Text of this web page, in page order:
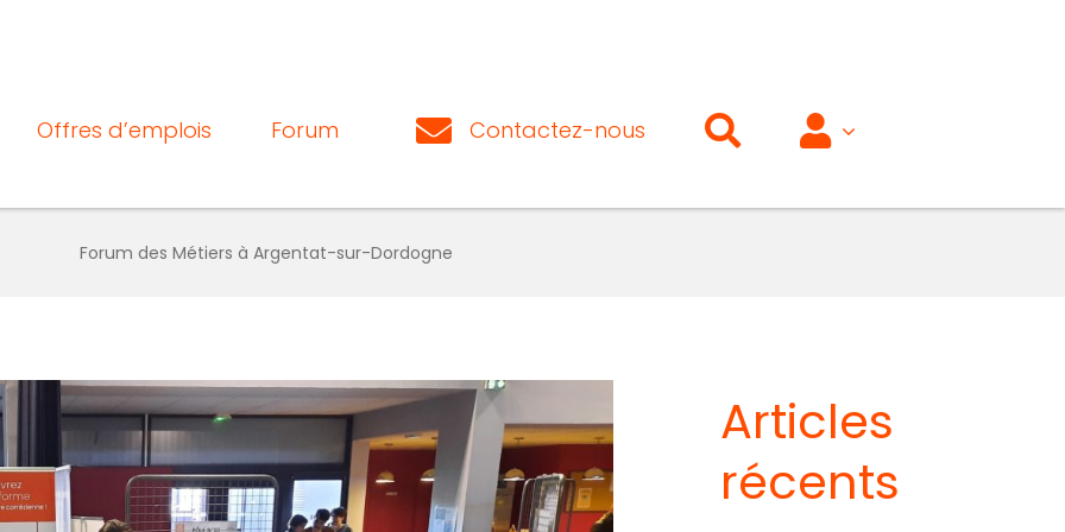
Offres d’emplois Forum Contactez-nous
Forum des Métiers à Argentat-sur-Dordogne
Articles
récents